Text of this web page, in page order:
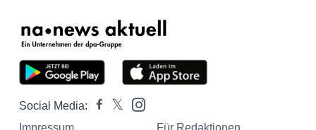
Social Media:
Impressum
Für Redaktionen